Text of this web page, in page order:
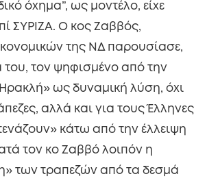
όχημα”, ως μοντέλο, είχε
ΣΥΡΙΖΑ. Ο κος Ζαββός,
της ΝΔ παρουσίασε,
του, τον ψηφισμένο από την
ως δυναμική λύση, όχι
αλλά και για τους Έλληνες
κάτω από την έλλειψη
τον κο Ζαββό λοιπόν η
των τραπεζών από τα δεσμά